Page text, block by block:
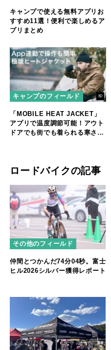
キャンプで使える無料アプリお
すすめ11選！便利で楽しめるア
プリまとめ
キャンプのフィールド
「MOBILE HEAT JACKET」
アプリで温度調節可能！アウト
ドアでも街でも着られる寒さ知
ロードバイクの記事
その他のフィールド
仲間とつかんだ74分04秒。富士
ヒル2026シルバー獲得レポート